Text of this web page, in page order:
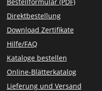
Direktbestellung
Download Zertifikate
Hilfe/FAQ
Kataloge bestellen
Online-Blätterkatalog
Lieferung und Versand